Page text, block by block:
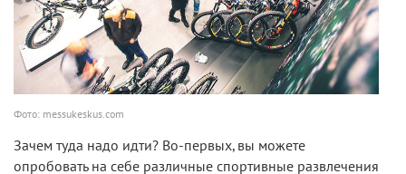
Фото: messukeskus.com
Зачем туда надо идти? Во-первых, вы можете
опробовать на себе различные спортивные развлечения